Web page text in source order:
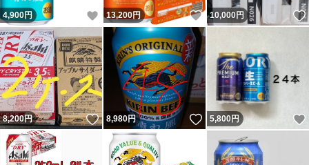
4,900円 いいね！
13,200円 いいね！
10,000円
8,200円 いいね！
8,980円 いいね！
5,800円